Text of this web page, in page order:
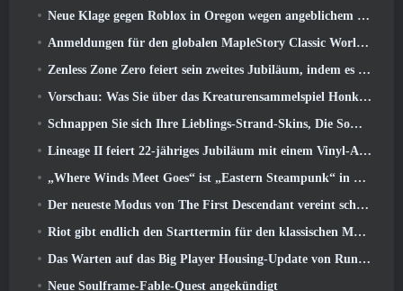
Neue Klage gegen Roblox in Oregon wegen angeblichem Kinderpflegevorfall eingereicht
Anmeldungen für den globalen MapleStory Classic World Second Closed Test
Zenless Zone Zero feiert sein zweites Jubiläum, indem es Spielern die Wahl zwischen einem kostenlosen S-Rank-Agenten bietet
Vorschau: Was Sie über das Kreaturensammelspiel Honkai von HoYoverse wissen sollten: Link-Seele
Schnappen Sie sich Ihre Lieblings-Strand-Skins, Die Sommerspiele sind zu Overwatch zurückgekehrt
Lineage II feiert 22-jähriges Jubiläum mit einem Vinyl-Album in Collector’s Edition
„Where Winds Meet Goes“ ist „Eastern Steampunk“ in der Version 2.0
Der neueste Modus von The First Descendant vereint schwierige Void-Intercept-Kämpfe und die Tiefen
Riot gibt endlich den Starttermin für den klassischen Modus von League of Legends bekannt
Das Warten auf das Big Player Housing-Update von RuneScape hat ein Ende
Neue Soulframe-Fable-Quest angekündigt